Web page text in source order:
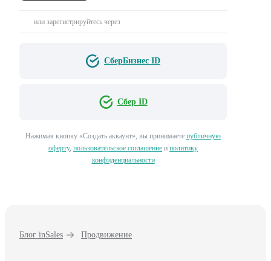
или зарегистрируйтесь через
СберБизнес ID
Сбер ID
Нажимая кнопку «Создать аккаунт», вы принимаете публичную
оферту, пользовательское соглашение и политику
конфиденциальности
Блог inSales Продвижение